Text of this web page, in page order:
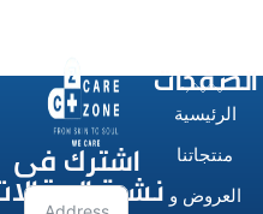
الصفحات
الرئيسية
منتجاتنا
العروض و
اشترك فى
نشرة